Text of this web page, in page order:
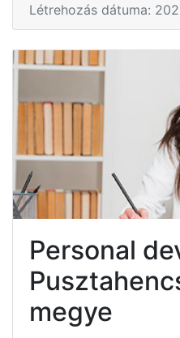
Létrehozás dátuma:
Personal
megye